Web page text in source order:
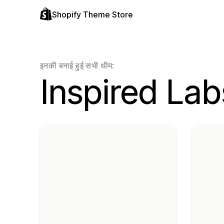
Shopify Theme Store
इनकी बनाई हुई सभी थीम:
Inspired